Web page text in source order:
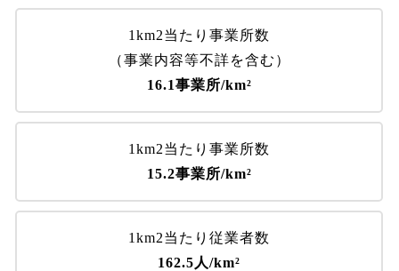
1km2当たり事業所数
（事業内容等不詳を含む）
16.1事業所/km²
1km2当たり事業所数
15.2事業所/km²
1km2当たり従業者数
162.5人/km²